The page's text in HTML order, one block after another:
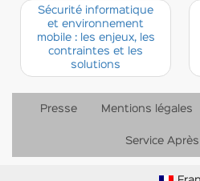
Sécurité informatique
et environnement
mobile : les enjeux, les
contraintes et les
solutions
Presse Mentions légales
Service